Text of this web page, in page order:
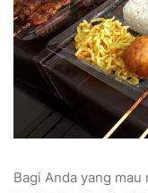
Bagi Anda yang